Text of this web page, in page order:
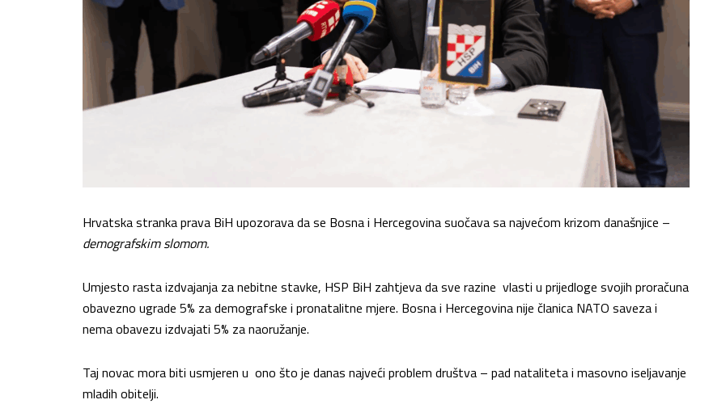
Hrvatska stranka prava BiH upozorava da se Bosna i Hercegovina suočava sa najvećom krizom današnjice –
demografskim slomom.
Umjesto rasta izdvajanja za nebitne stavke, HSP BiH zahtjeva da sve razine vlasti u prijedloge svojih proračuna
obavezno ugrade 5% za demografske i pronatalitne mjere. Bosna i Hercegovina nije članica NATO saveza i
nema obavezu izdvajati 5% za naoružanje.
Taj novac mora biti usmjeren u ono što je danas najveći problem društva – pad nataliteta i masovno iseljavanje
mladih obitelji.